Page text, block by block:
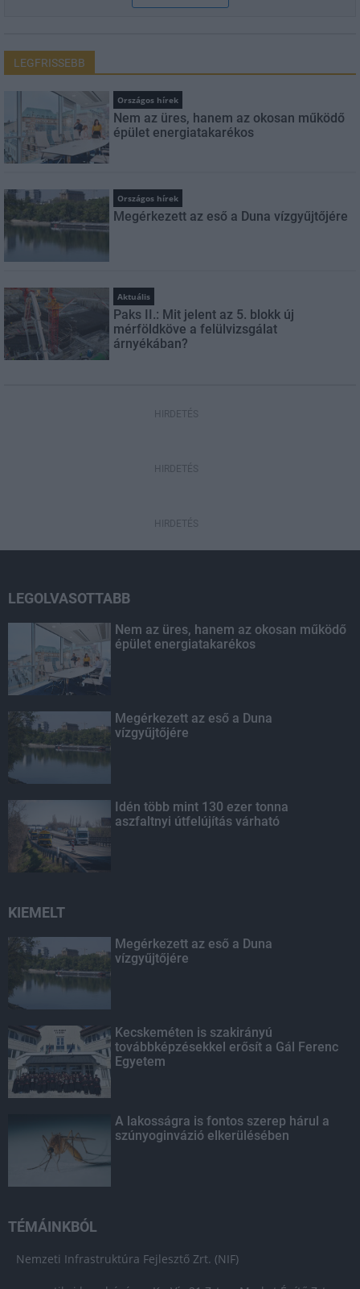
LEGFRISSEBB
Országos hírek
Nem az üres, hanem az okosan működő
épület energiatakarékos
Országos hírek
Megérkezett az eső a Duna vízgyűjtőjére
Aktuális
Paks II.: Mit jelent az 5. blokk új
mérföldköve a felülvizsgálat
árnyékában?
HIRDETÉS
HIRDETÉS
HIRDETÉS
LEGOLVASOTTABB
Nem az üres, hanem az okosan működő
épület energiatakarékos
Megérkezett az eső a Duna
vízgyűjtőjére
Idén több mint 130 ezer tonna
aszfaltnyi útfelújítás várható
KIEMELT
Megérkezett az eső a Duna
vízgyűjtőjére
Kecskeméten is szakirányú
továbbképzésekkel erősít a Gál Ferenc
Egyetem
A lakosságra is fontos szerep hárul a
szúnyoginvázió elkerülésében
TÉMÁINKBÓL
Nemzeti Infrastruktúra Fejlesztő Zrt. (NIF)